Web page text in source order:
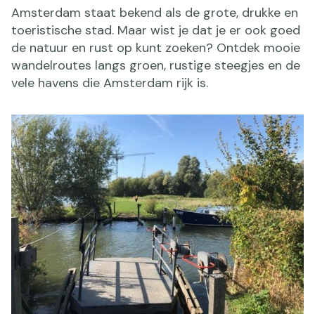
Amsterdam staat bekend als de grote, drukke en
toeristische stad. Maar wist je dat je er ook goed
de natuur en rust op kunt zoeken? Ontdek mooie
wandelroutes langs groen, rustige steegjes en de
vele havens die Amsterdam rijk is.